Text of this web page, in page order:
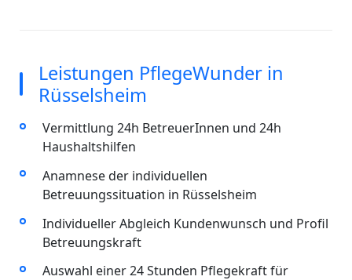
Leistungen PflegeWunder in
Rüsselsheim
Vermittlung 24h BetreuerInnen und 24h
Haushaltshilfen
Anamnese der individuellen
Betreuungssituation in Rüsselsheim
Individueller Abgleich Kundenwunsch und Profil
Betreuungskraft
Auswahl einer 24 Stunden Pflegekraft für